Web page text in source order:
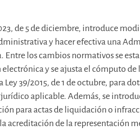
de 5 de diciembre, introduce
y hacer efectiva una
los cambios normativos se
y se ajusta el cómputo de
Ley 39/2015, de 1 de octubre, para
aplicable. Además, se
para actas de liquidación o
acreditación de la representación